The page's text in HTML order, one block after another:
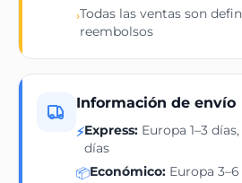
›Todas las ventas son
reembolsos
Información de envío
⚡Express: Europa 1–3
días
📦Económico: Europa